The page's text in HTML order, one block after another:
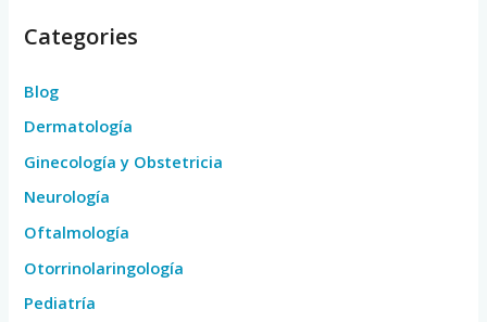
Categories
Blog
Dermatología
Ginecología y Obstetricia
Neurología
Oftalmología
Otorrinolaringología
Pediatría